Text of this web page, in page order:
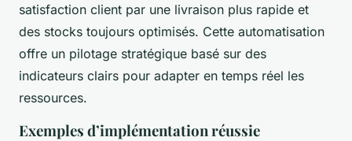
satisfaction client par une livraison plus rapide et
des stocks toujours optimisés. Cette automatisation
offre un pilotage stratégique basé sur des
indicateurs clairs pour adapter en temps réel les
ressources.
Exemples d’implémentation réussie